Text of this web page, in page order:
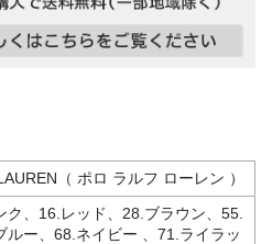
（ ポロ ラルフ ローレン ）
ク、16.レッド、28.ブラウン、55.
ルー、68.ネイビー 、71.ライラッ